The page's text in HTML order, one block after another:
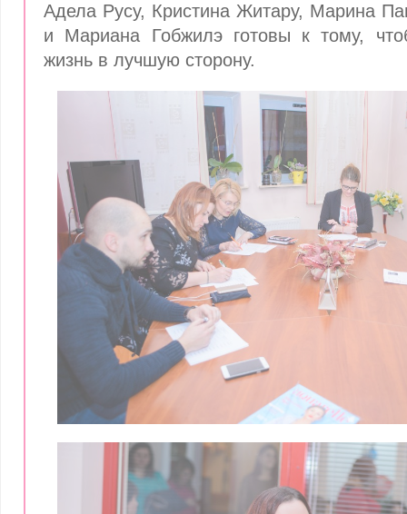
Адела Русу, Кристина Житару, Марина
и Мариана Гобжилэ готовы к тому,
жизнь в лучшую сторону.